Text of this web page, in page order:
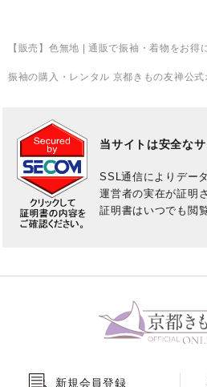
ご利用方法について
オンライン接客について
法人専用オンラインストア
レビュー
お問い
【販売】色無地 | 通販で振袖・着物をお得
振袖の購入・レンタル 京都きもの友禅公
当サイトは安全なサ
SSL通信によりデー
運営者の実在が証明
証明書はいつでも閲
新規会員登録